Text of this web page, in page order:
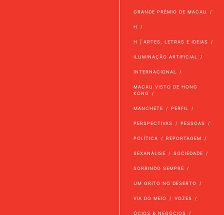
GRANDE PRÉMIO DE MACAU
H
H | ARTES, LETRAS E IDEIAS
ILUMINAÇÃO ARTIFICIAL
INTERNACIONAL
MACAU VISTO DE HONG
KONG
MANCHETE PERFIL
PERSPECTIVAS PESSOAS
POLÍTICA REPORTAGEM
SEXANÁLISE SOCIEDADE
SORRINDO SEMPRE
UM GRITO NO DESERTO
VIA DO MEIO VOZES
ÓCIOS & NEGÓCIOS